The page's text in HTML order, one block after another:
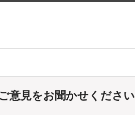
意見をお聞かせください